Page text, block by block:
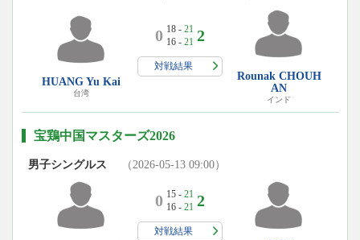
HUANG Yu Kai
台湾
0 18 - 21
16 - 21 2
対戦結果
Rounak CHOUH
AN
インド
宝鶏中国マスターズ2026
男子シングルス （2026-05-13 09:00）
0 15 - 21
16 - 21 2
対戦結果